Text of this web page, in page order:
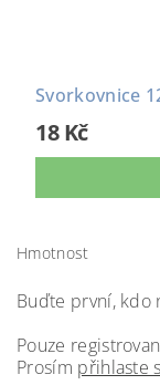
Svorkovnice
18 Kč
Hmotnost
Buďte první, kdo
Pouze
Prosím přihlaste